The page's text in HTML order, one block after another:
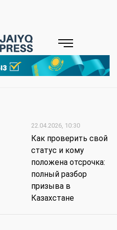
22.04.2026, 10:30
Как проверить свой
статус и кому
положена отсрочка:
полный разбор
призыва в
Казахстане